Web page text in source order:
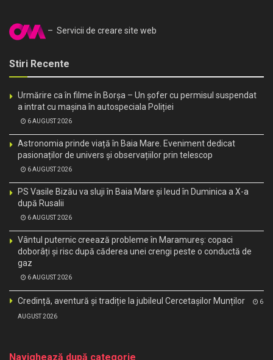
– Servicii de creare site web
Stiri Recente
Urmărire ca în filme în Borșa – Un șofer cu permisul suspendat
a intrat cu mașina în autospeciala Poliției
6 AUGUST 2026
Astronomia prinde viață în Baia Mare. Eveniment dedicat
pasionaților de univers și observațiilor prin telescop
6 AUGUST 2026
PS Vasile Bizău va sluji în Baia Mare și Ieud în Duminica a X-a
după Rusalii
6 AUGUST 2026
Vântul puternic creează probleme în Maramureș: copaci
doborâți și risc după căderea unei crengi peste o conductă de
gaz
6 AUGUST 2026
Credință, aventură și tradiție la jubileul Cercetașilor Munților 6
AUGUST 2026
Navighează după categorie